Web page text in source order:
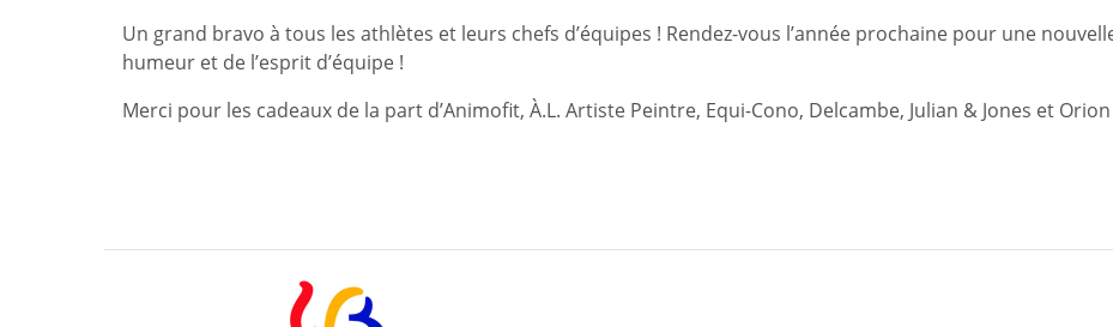
Un grand bravo à tous les athlètes et leurs chefs d’équipes ! Rendez-vous l’année prochaine pour une
humeur et de l’esprit d’équipe !
Merci pour les cadeaux de la part d’Animofit, À.L. Artiste Peintre, Equi-Cono, Delcambe, Julian & Jones et